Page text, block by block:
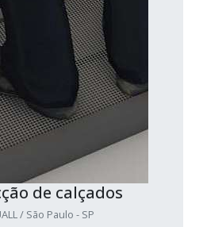
de calçados
/ São Paulo - SP